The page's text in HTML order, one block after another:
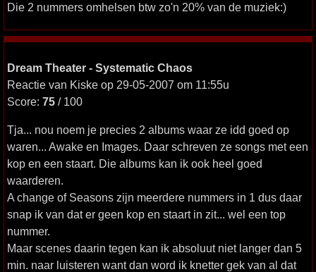
Die 2 nummers omhelsen btw zo'n 20% van de muziek:)
Dream Theater - Systematic Chaos
Reactie van Kiske op 29-05-2007 om 11:55u
Score: 75 / 100
Tja... nou noem je precies 2 albums waar ze idd goed op
waren... Awake en Images. Daar schreven ze songs met een
kop en een staart. Die albums kan ik ook heel goed
waarderen.
A change of Seasons zijn meerdere nummers in 1 dus daar
snap ik van dat er geen kop en staart in zit... wel een top
nummer.
Maar scenes daarin tegen kan ik absoluut niet langer dan 5
min. naar luisteren want dan word ik knetter gek van al dat